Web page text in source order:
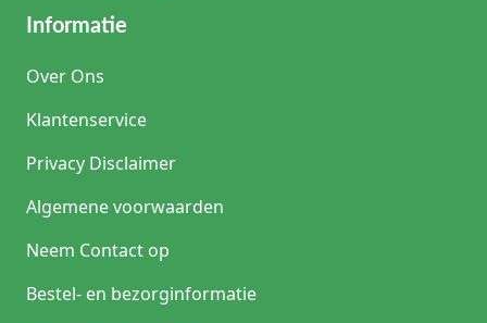
Informatie
Over Ons
Klantenservice
Privacy Disclaimer
Algemene voorwaarden
Neem Contact op
Bestel- en bezorginformatie